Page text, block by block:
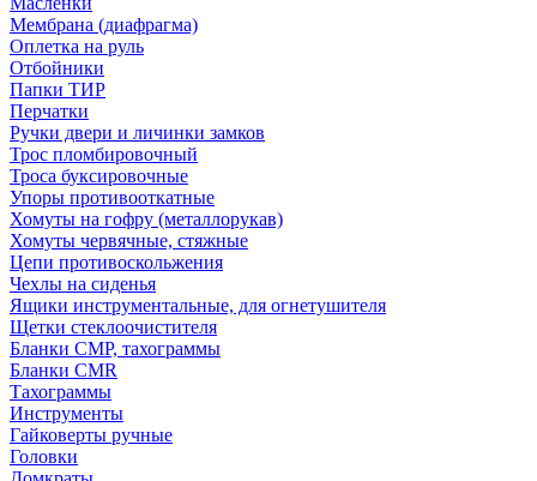
Мембрана (диафрагма)
Оплетка на руль
Отбойники
Папки ТИР
Перчатки
Ручки двери и личинки замков
Трос пломбировочный
Троса буксировочные
Упоры противооткатные
Хомуты на гофру (металлорукав)
Хомуты червячные, стяжные
Цепи противоскольжения
Чехлы на сиденья
Ящики инструментальные, для огнетушителя
Щетки стеклоочистителя
Бланки СМР, тахограммы
Бланки CMR
Тахограммы
Инструменты
Гайковерты ручные
Головки